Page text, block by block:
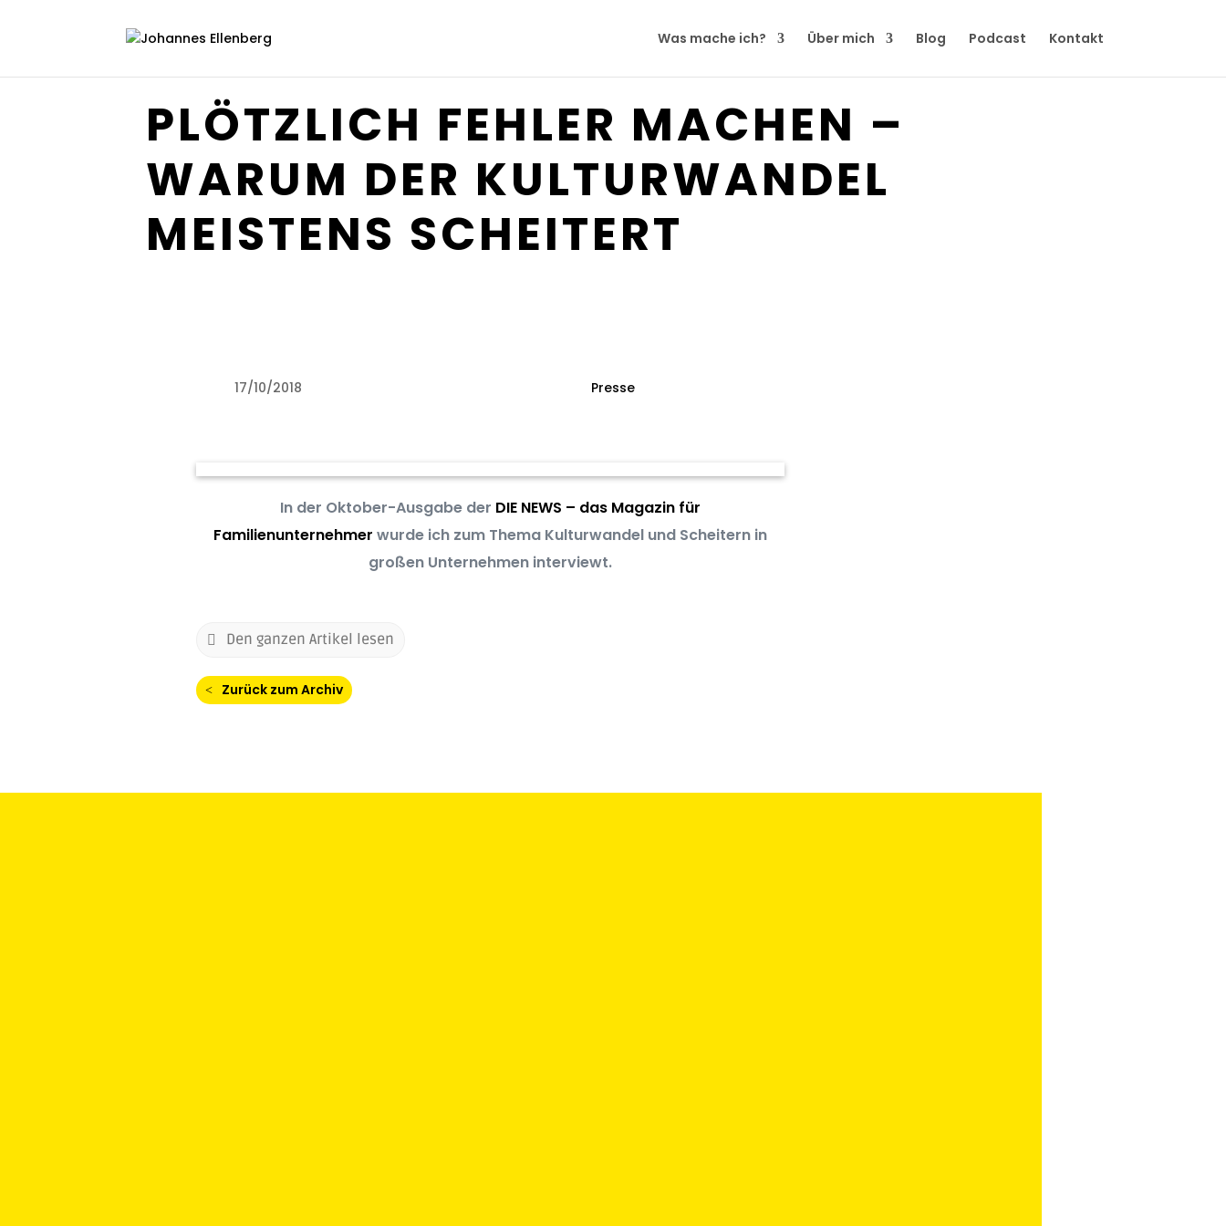
Was mache ich? Über mich Blog Podcast Kontakt
PLÖTZLICH FEHLER MACHEN –
WARUM DER KULTURWANDEL
MEISTENS SCHEITERT
17/10/2018 Presse
In der Oktober-Ausgabe der DIE NEWS – das Magazin für
Familienunternehmer wurde ich zum Thema Kulturwandel und Scheitern in
großen Unternehmen interviewt.
Den ganzen Artikel lesen
Zurück zum Archiv